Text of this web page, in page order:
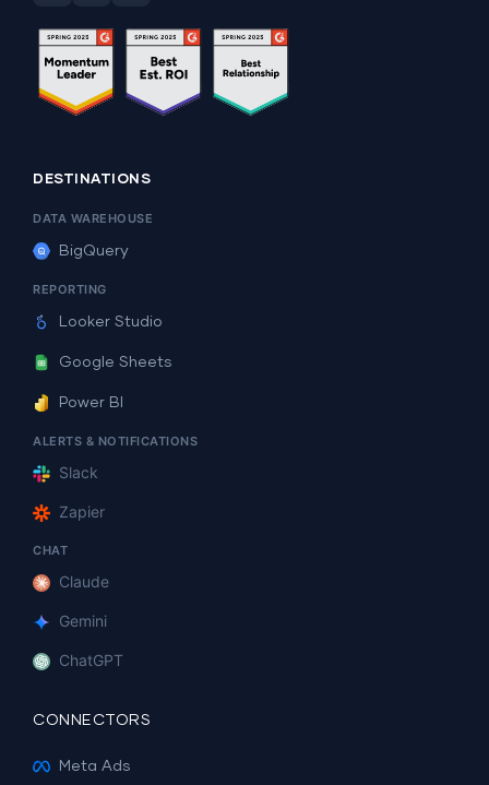
DESTINATIONS
DATA WAREHOUSE
BigQuery
REPORTING
Looker Studio
Google Sheets
Power BI
ALERTS & NOTIFICATIONS
Slack
Zapier
CHAT
Claude
Gemini
ChatGPT
CONNECTORS
Meta Ads